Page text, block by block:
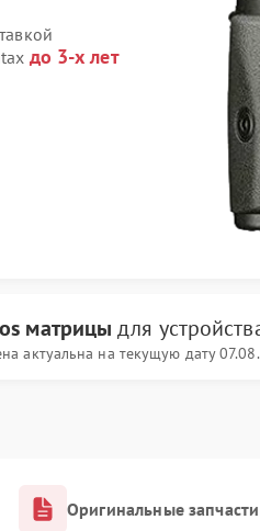
до 3-х лет
матрицы для
актуальна на текущую дату
Оригинальные